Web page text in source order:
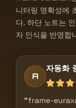
니터링 명확성에
다. 하단 노트는
자 인식을 반영합
A
자동화
“frame-